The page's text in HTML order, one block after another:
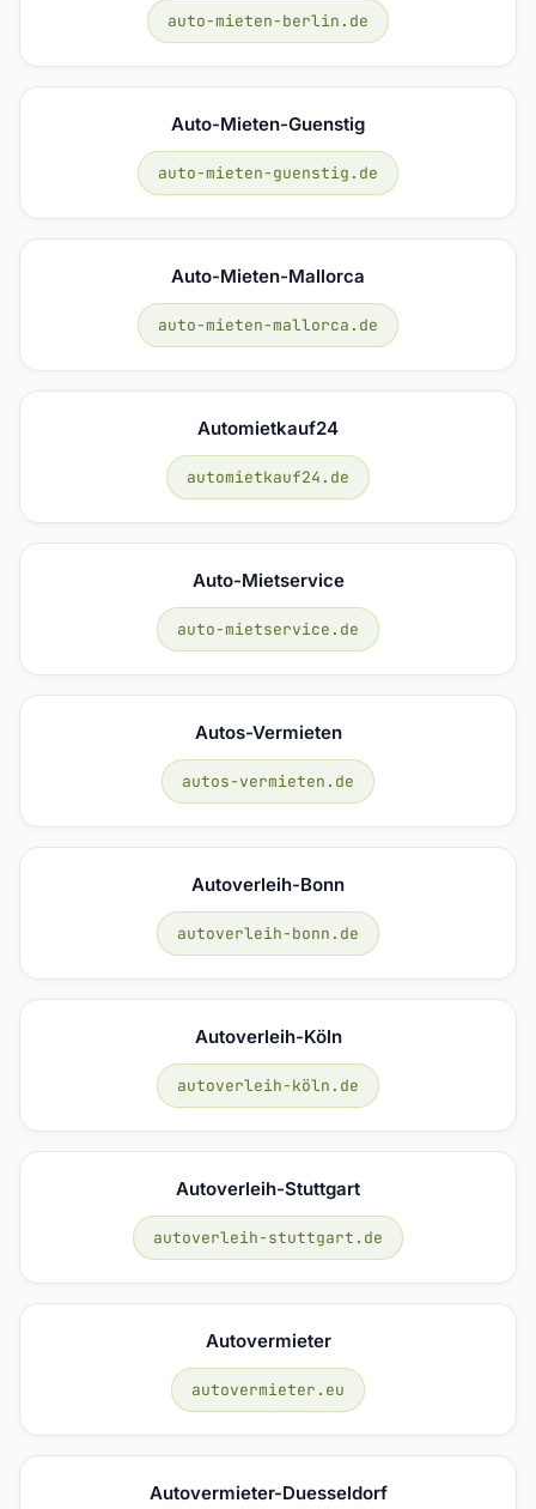
auto-mieten-berlin.de
Auto-Mieten-Guenstig
auto-mieten-guenstig.de
Auto-Mieten-Mallorca
auto-mieten-mallorca.de
Automietkauf24
automietkauf24.de
Auto-Mietservice
auto-mietservice.de
Autos-Vermieten
autos-vermieten.de
Autoverleih-Bonn
autoverleih-bonn.de
Autoverleih-Köln
autoverleih-köln.de
Autoverleih-Stuttgart
autoverleih-stuttgart.de
Autovermieter
autovermieter.eu
Autovermieter-Duesseldorf